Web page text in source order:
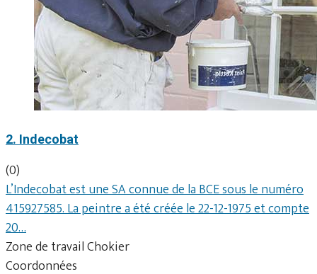
2. Indecobat
(0)
L’Indecobat est une SA connue de la BCE sous le numéro
415927585. La peintre a été créée le 22-12-1975 et compte
20…
Zone de travail Chokier
Coordonnées